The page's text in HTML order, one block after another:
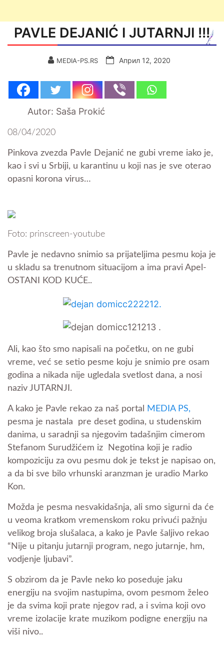
PAVLE DEJANIĆ I JUTARNJI !!!
MEDIA-PS.RS Април 12, 2020
Autor: Saša Prokić
08/04/2020
Pinkova zvezda Pavle Dejanić ne gubi vreme iako je,
kao i svi u Srbiji, u karantinu u koji nas je sve oterao
opasni korona virus…
Foto: prinscreen-youtube
Pavle je nedavno snimio sa prijateljima pesmu koja je
u skladu sa trenutnom situacijom a ima pravi Apel-
OSTANI KOD KUĆE..
Ali, kao što smo napisali na početku, on ne gubi
vreme, već se setio pesme koju je snimio pre osam
godina a nikada nije ugledala svetlost dana, a nosi
naziv JUTARNJI.
A kako je Pavle rekao za naš portal
MEDIA PS,
pesma je nastala pre deset godina, u studenskim
danima, u saradnji sa njegovim tadašnjim cimerom
Stefanom Surudžićem iz Negotina koji je radio
kompoziciju za ovu pesmu dok je tekst je napisao on,
a da bi sve bilo vrhunski aranzman je uradio Marko
Kon.
Možda je pesma nesvakidašnja, ali smo sigurni da će
u veoma kratkom vremenskom roku privući pažnju
velikog broja slušalaca, a kako je Pavle šaljivo rekao
“Nije u pitanju jutarnji program, nego jutarnje, hm,
vodjenje ljubavi”.
S obzirom da je Pavle neko ko poseduje jaku
energiju na svojim nastupima, ovom pesmom želeo
je da svima koji prate njegov rad, a i svima koji ovo
vreme izolacije krate muzikom podigne energiju na
viši nivo..